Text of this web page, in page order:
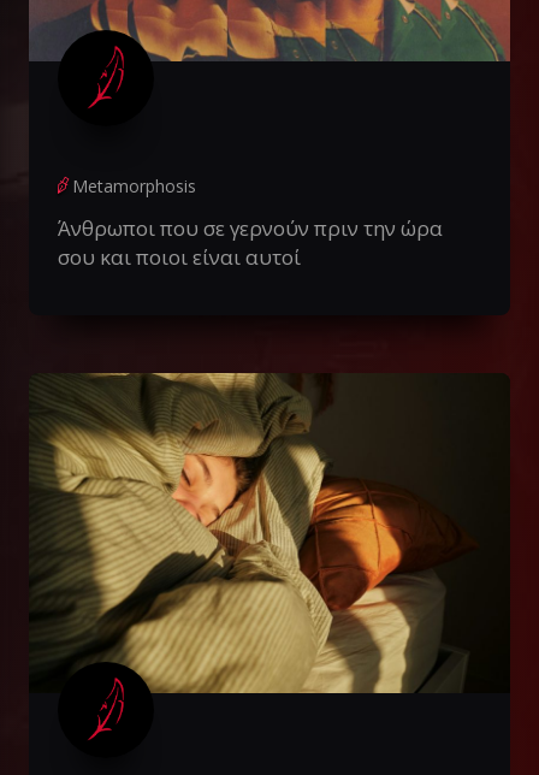
Metamorphosis
Άνθρωποι που σε γερνούν πριν την ώρα
σου και ποιοι είναι αυτοί